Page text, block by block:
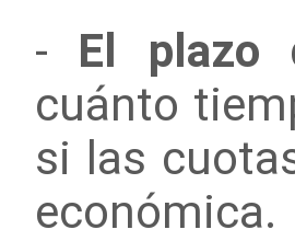
- El plazo
cuánto
si las
económica.